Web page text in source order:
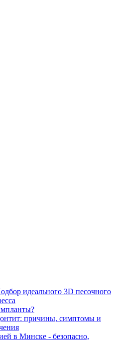
идеального 3D песочного
причины, симптомы и
в Минске - безопасно,